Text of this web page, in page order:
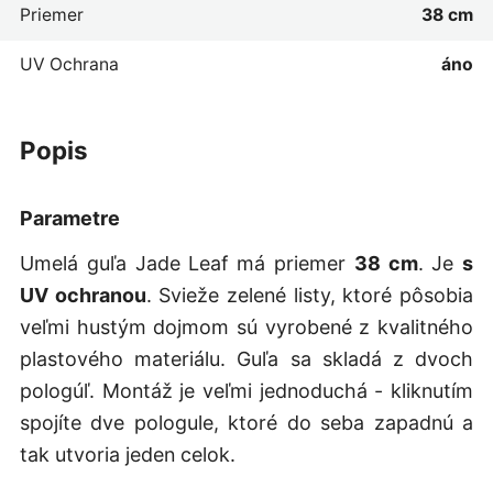
popis
Parametre
Umelá guľa Jade Leaf má priemer 38 cm. Jes
UV ochranou. Svieže zelené listy, ktoré pôsobia
veľmi hustým dojmom sú vyrobené z kvalitného
plastového materiálu. Guľa sa skladá z dvoch
pologúľ. Montáž je veľmi jednoduchá - kliknutím
spojíte dve pologule, ktoré do seba zapadnú a
tak utvoria jeden celok.
Priemer 38 cm
UV Ochrana áno